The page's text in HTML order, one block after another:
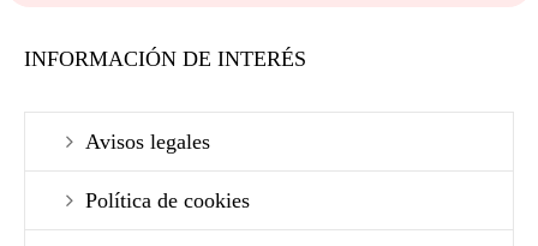
INFORMACIÓN DE INTERÉS
Avisos legales
Política de cookies